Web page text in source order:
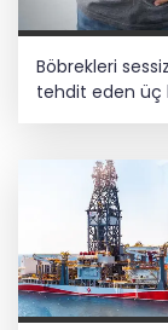
Böbrekleri
tehdit eden üç